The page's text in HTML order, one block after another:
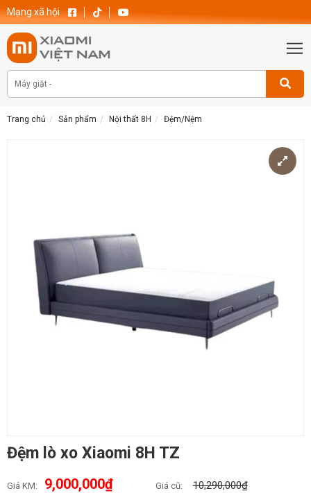
Mạng xã hội
Trang chủ Sản phẩm Nội thất 8H Đệm/Nệm
Đệm lò xo Xiaomi 8H TZ
Giá KM: 9,000,000₫ Giá cũ: 10,290,000₫